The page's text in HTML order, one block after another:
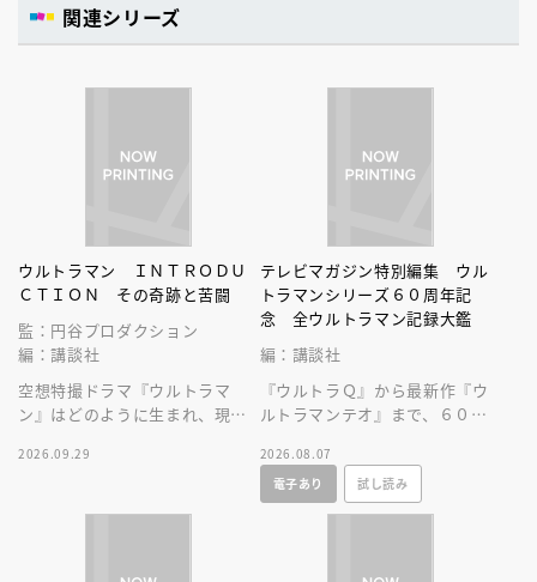
関連シリーズ
ウルトラマン ＩＮＴＲＯＤＵ
ＣＴＩＯＮ その奇跡と苦闘
監：円谷プロダクション
編：講談社
空想特撮ドラマ『ウルトラマ
ン』はどのように生まれ、現在
となったのかを深堀りする一冊
2026.09.29
テレビマガジン特別編集 ウル
トラマンシリーズ６０周年記
念 全ウルトラマン記録大鑑
編：講談社
『ウルトラＱ』から最新作『ウ
ルトラマンテオ』まで、６０年
サイズなＡ４変型３００ページ
超に大収録！
2026.08.07
電子あり
試し読み